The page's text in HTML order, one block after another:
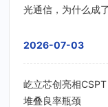
光通信，为什么成
2026-07-03
屹立芯创亮相
堆叠良率瓶颈